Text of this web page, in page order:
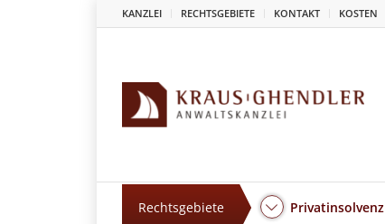
KANZLEI RECHTSGEBIETE KONTAKT KOSTEN
Rechtsgebiete Privatinsolvenz